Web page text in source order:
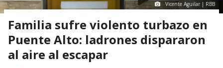
Vicente Aguilar | RBB
Familia sufre violento turbazo en
Puente Alto: ladrones dispararon
al aire al escapar